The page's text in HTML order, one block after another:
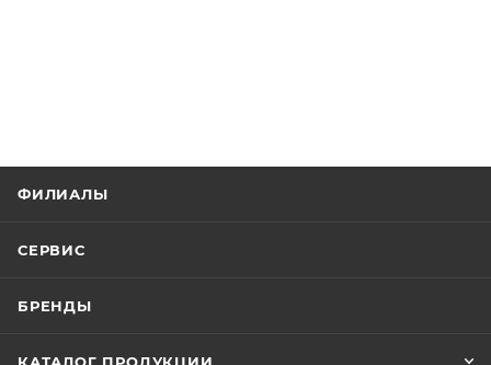
ФИЛИАЛЫ
СЕРВИС
БРЕНДЫ
КАТАЛОГ ПРОДУКЦИИ